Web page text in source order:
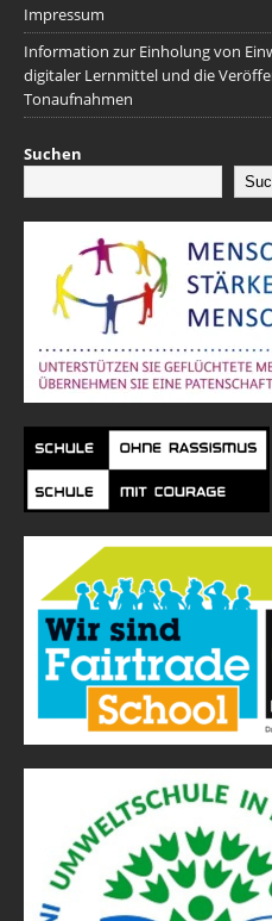
Impressum
Information zur Einholung von
digitaler Lernmittel und die
Tonaufnahmen
Suchen